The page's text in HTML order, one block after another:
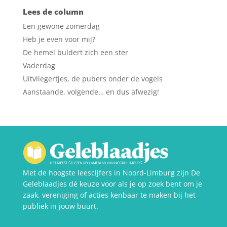
Lees de column
Een gewone zomerdag
Heb je even voor mij?
De hemel buldert zich een ster
Vaderdag
Uitvliegertjes, de pubers onder de vogels
Aanstaande, volgende… en dus afwezig!
Met de hoogste leescijfers in Noord-Limburg zijn De
Geleblaadjes dé keuze voor als je op zoek bent om je
zaak, vereniging of acties kenbaar te maken bij het
publiek in jouw buurt.